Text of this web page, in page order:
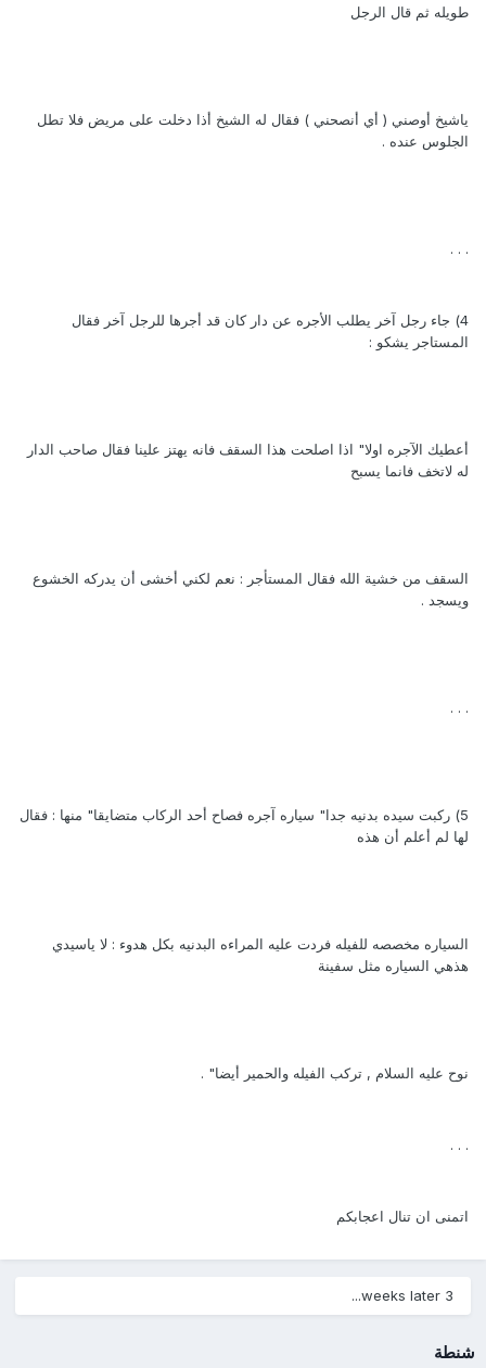
طويله ثم قال الرجل
ياشيخ أوصني ( أي أنصحني ) فقال له الشيخ أذا دخلت على مريض فلا تطل
الجلوس عنده .
. . .
4) جاء رجل آخر يطلب الأجره عن دار كان قد أجرها للرجل آخر فقال
المستاجر يشكو :
أعطيك الآجره اولا" اذا اصلحت هذا السقف فانه يهتز علينا فقال صاحب الدار
له لاتخف فانما يسبح
السقف من خشية الله فقال المستأجر : نعم لكني أخشى أن يدركه الخشوع
ويسجد .
. . .
5) ركبت سيده بدنيه جدا" سياره آجره فصاح أحد الركاب متضايقا" منها : فقال
لها لم أعلم أن هذه
السياره مخصصه للفيله فردت عليه المراءه البدنيه بكل هدوء : لا ياسيدي
هذهي السياره مثل سفينة
نوح عليه السلام , تركب الفيله والحمير أيضا" .
. . .
اتمنى ان تنال اعجابكم
3 weeks later...
شنطة